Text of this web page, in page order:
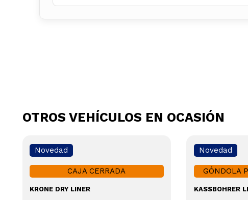
OTROS VEHÍCULOS EN OCASIÓN
Novedad
CAJA CERRADA
KRONE DRY LINER
Novedad
GÓNDOLA
KASSBOHRER